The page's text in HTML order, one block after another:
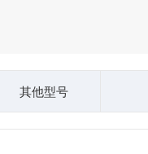
其他型号